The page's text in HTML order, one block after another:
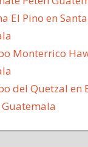
El Pino en
Monterrico
del Quetzal en